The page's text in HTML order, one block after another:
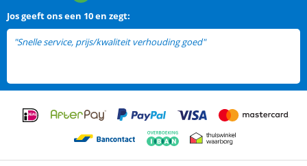
Josgeeft ons een 10 en zegt:
"Snelle service, prijs/kwaliteit verhouding goed"